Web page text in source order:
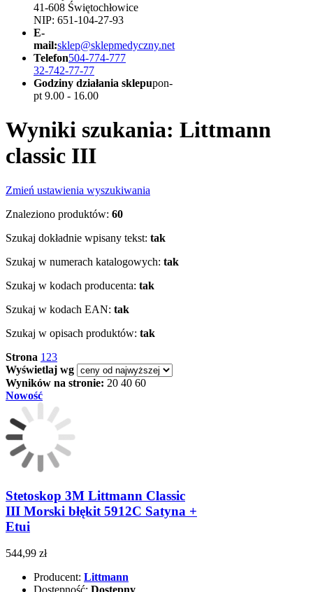
41-608 Świętochłowice
NIP: 651-104-27-93
E-
mail:sklep@sklepmedyczny.net
Telefon504-774-777
32-742-77-77
Godziny działania sklepupon-
pt 9.00 - 16.00
Wyniki szukania: Littmann
classic III
Zmień ustawienia wyszukiwania
Znaleziono produktów: 60
Szukaj dokładnie wpisany tekst: tak
Szukaj w numerach katalogowych: tak
Szukaj w kodach producenta: tak
Szukaj w kodach EAN: tak
Szukaj w opisach produktów: tak
Strona 1 23
Wyświetlaj wg
Wyników na stronie: 20 40 60
Nowość
Stetoskop 3M Littmann Classic
III Morski błękit 5912C Satyna +
Etui
544,99 zł
Producent: Littmann